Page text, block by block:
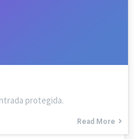
protegida.
Read More